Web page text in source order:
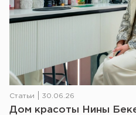
Статьи 30.06.26
Дом красоты Нины